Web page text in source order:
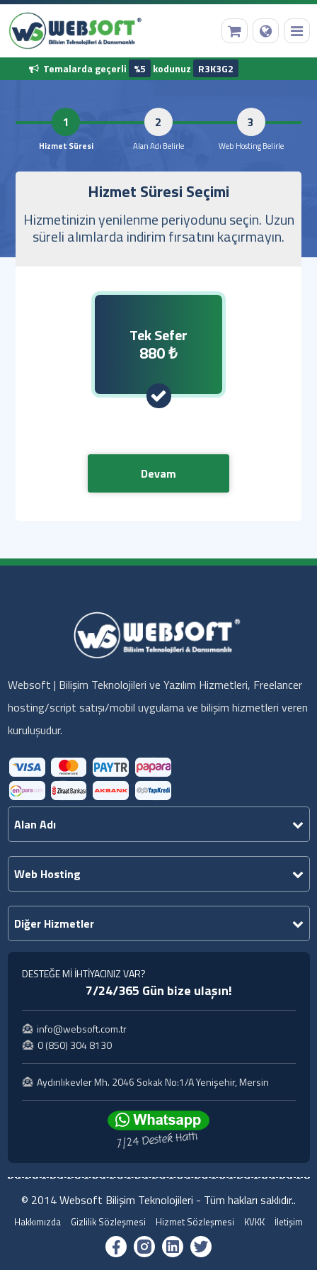
Temalarda geçerli %5 kodunuz R3K3G2
1
Hizmet Süresi Seçimi
Hizmetinizin yenilenme periyodunu seçin. Uzun
süreli alımlarda indirim fırsatını kaçırmayın.
Tek Sefer
880 ₺
Devam
Websoft | Bilişim Teknolojileri ve Yazılım Hizmetleri, Freelancer
hosting/script satışı/mobil uygulama ve bilişim hizmetleri veren
kuruluşudur.
Alan Adı
Web Hosting
Diğer Hizmetler
DESTEĞE Mİ İHTİYACINIZ VAR?
7/24/365 Gün bize ulaşın!
info@websoft.com.tr
0 (850) 304 8130
Aydınlıkevler Mh. 2046 Sokak No:1/A Yenişehir, Mersin
© 2014 Websoft Bilişim Teknolojileri - Tüm hakları saklıdır..
Hakkımızda Gizlilik Sözleşmesi Hizmet Sözleşmesi KVKK İletişim
Anasayfa
Hazır Yazılımlar
Kurumsal Bilgilerimiz